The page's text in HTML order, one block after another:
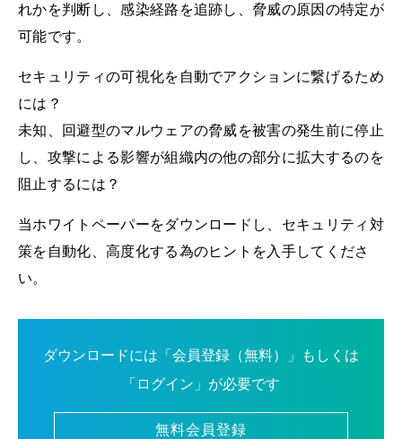
れかを判断し、感染経路を追跡し、脅威の原因の特定が
可能です。
セキュリティの可視化を自動でアクションに繋げるため
には？
未知、回避型のマルウェアの脅威を被害の発生前に停止
し、攻撃による影響が組織内の他の部分に拡大するのを
阻止するには？
当ホワイトペーパーをダウンロードし、セキュリティ対
策を自動化、高度化する為のヒントを入手してくださ
い。
ダウンロードには「会員登録（無料）」もしくは
「ログイン」が必要です
無料会員登録